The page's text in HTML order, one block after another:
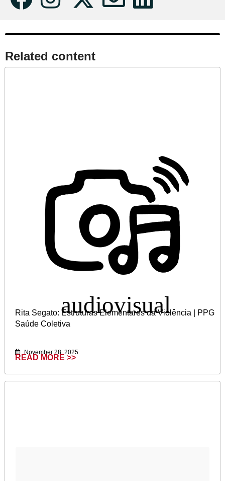
Related content​
Rita Segato: Estruturas Elementares da Violência | PPG
Saúde Coletiva
November 28, 2025
READ MORE >>